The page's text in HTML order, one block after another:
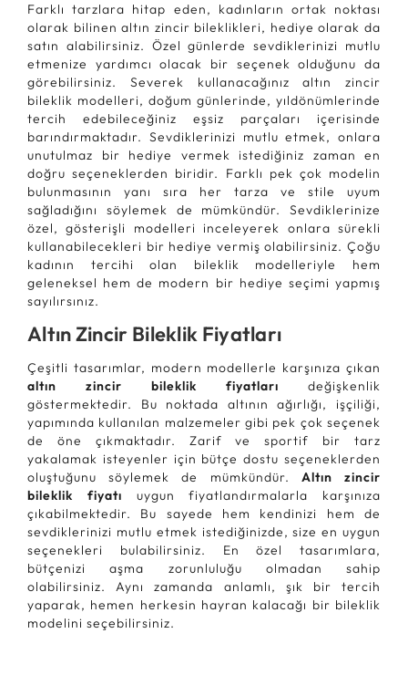
Farklı tarzlara hitap eden, kadınların ortak noktası
olarak bilinen altın zincir bileklikleri, hediye olarak da
satın alabilirsiniz. Özel günlerde sevdiklerinizi mutlu
etmenize yardımcı olacak bir seçenek olduğunu da
görebilirsiniz. Severek kullanacağınız altın zincir
bileklik modelleri, doğum günlerinde, yıldönümlerinde
tercih edebileceğiniz eşsiz parçaları içerisinde
barındırmaktadır. Sevdiklerinizi mutlu etmek, onlara
unutulmaz bir hediye vermek istediğiniz zaman en
doğru seçeneklerden biridir. Farklı pek çok modelin
bulunmasının yanı sıra her tarza ve stile uyum
sağladığını söylemek de mümkündür. Sevdiklerinize
özel, gösterişli modelleri inceleyerek onlara sürekli
kullanabilecekleri bir hediye vermiş olabilirsiniz. Çoğu
kadının tercihi olan bileklik modelleriyle hem
geleneksel hem de modern bir hediye seçimi yapmış
sayılırsınız.
Altın Zincir Bileklik Fiyatları
Çeşitli tasarımlar, modern modellerle karşınıza çıkan
altın zincir bileklik fiyatları değişkenlik
göstermektedir. Bu noktada altının ağırlığı, işçiliği,
yapımında kullanılan malzemeler gibi pek çok seçenek
de öne çıkmaktadır. Zarif ve sportif bir tarz
yakalamak isteyenler için bütçe dostu seçeneklerden
oluştuğunu söylemek de mümkündür. Altın zincir
bileklik fiyatı uygun fiyatlandırmalarla karşınıza
çıkabilmektedir. Bu sayede hem kendinizi hem de
sevdiklerinizi mutlu etmek istediğinizde, size en uygun
seçenekleri bulabilirsiniz. En özel tasarımlara,
bütçenizi aşma zorunluluğu olmadan sahip
olabilirsiniz. Aynı zamanda anlamlı, şık bir tercih
yaparak, hemen herkesin hayran kalacağı bir bileklik
modelini seçebilirsiniz.